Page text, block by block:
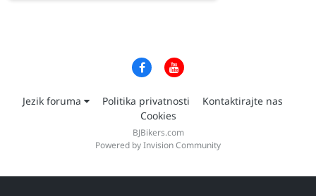
Jezik foruma Politika privatnosti
Kontaktirajte nas
Cookies
BJBikers.com
Powered by Invision Community